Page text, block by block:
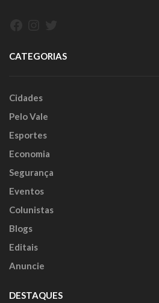
CATEGORIAS
Cidades
Pelo Vale
Esportes
Economia
Segurança
Eventos
Colunistas
Blogs
Editais
Anuncie
DESTAQUES